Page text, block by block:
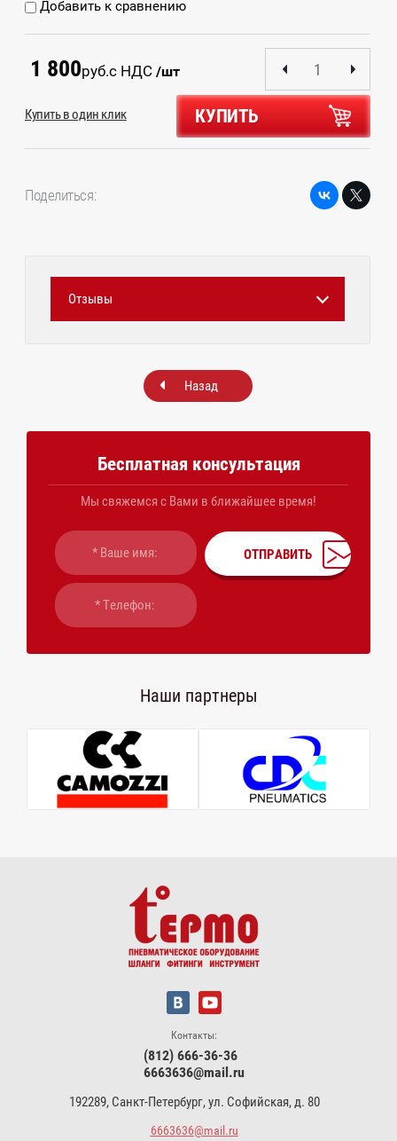
Добавить к сравнению
1 800руб.с НДС /шт
КУПИТЬ
Купить в один клик
Поделиться:
Отзывы
Назад
Бесплатная консультация
Мы свяжемся с Вами в ближайшее время!
ОТПРАВИТЬ
Наши партнеры
Контакты:
(812) 666-36-36
6663636@mail.ru
192289, Санкт-Петербург, ул. Софийская, д. 80
6663636@mail.ru